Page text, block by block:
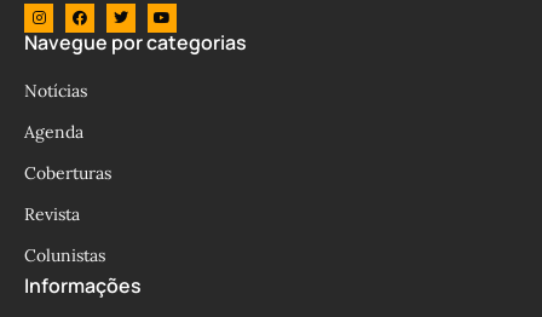
Navegue por categorias
Notícias
Agenda
Coberturas
Revista
Colunistas
Informações